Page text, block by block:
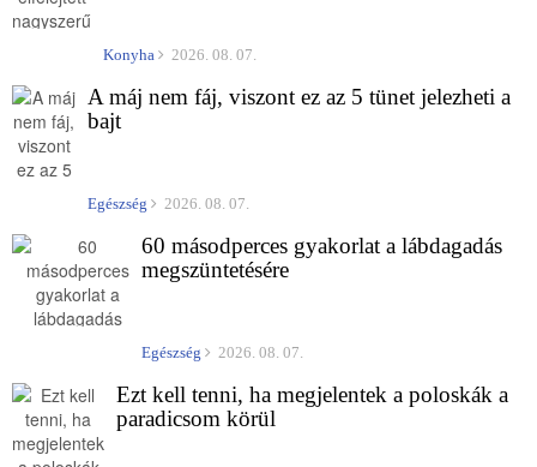
Konyha 2026. 08. 07.
A máj nem fáj, viszont ez az 5 tünet jelezheti a
bajt
Egészség 2026. 08. 07.
60 másodperces gyakorlat a lábdagadás
megszüntetésére
Egészség 2026. 08. 07.
Ezt kell tenni, ha megjelentek a poloskák a
paradicsom körül